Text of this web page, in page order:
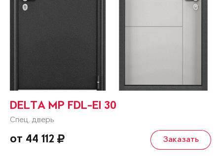
DELTA MP FDL-EI 30
Спец. дверь
от 44 112 Заказать